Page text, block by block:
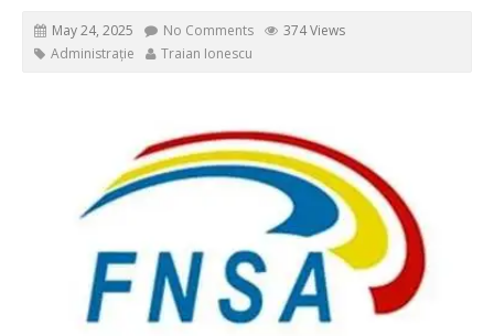
May 24, 2025 No Comments
374 Views
Administrație
Traian Ionescu